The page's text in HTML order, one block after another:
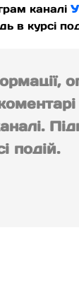
каналі
в курсі
подій.